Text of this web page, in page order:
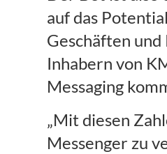
auf das
Geschäften
Inhabern von
Messaging
„Mit diesen
Messenger zu